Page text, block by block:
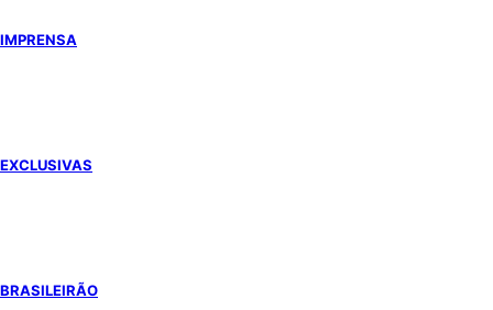
IMPRENSA
EXCLUSIVAS
BRASILEIRÃO